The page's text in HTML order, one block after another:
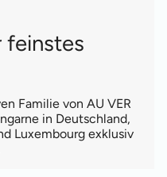
feinstes
Familie von AU VER
in Deutschland,
Luxembourg exklusiv